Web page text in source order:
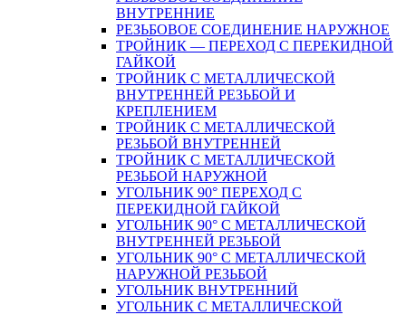
ВНУТРЕННИЕ
РЕЗЬБОВОЕ СОЕДИНЕНИЕ НАРУЖНОЕ
ТРОЙНИК — ПЕРЕХОД С ПЕРЕКИДНОЙ
ГАЙКОЙ
ТРОЙНИК С МЕТАЛЛИЧЕСКОЙ
ВНУТРЕННЕЙ РЕЗЬБОЙ И
КРЕПЛЕНИЕМ
ТРОЙНИК С МЕТАЛЛИЧЕСКОЙ
РЕЗЬБОЙ ВНУТРЕННЕЙ
ТРОЙНИК С МЕТАЛЛИЧЕСКОЙ
РЕЗЬБОЙ НАРУЖНОЙ
УГОЛЬНИК 90° ПЕРЕХОД С
ПЕРЕКИДНОЙ ГАЙКОЙ
УГОЛЬНИК 90° С МЕТАЛЛИЧЕСКОЙ
ВНУТРЕННEЙ РЕЗЬБОЙ
УГОЛЬНИК 90° С МЕТАЛЛИЧЕСКОЙ
НАРУЖНОЙ РЕЗЬБОЙ
УГОЛЬНИК ВНУТРЕННИЙ
УГОЛЬНИК С МЕТАЛЛИЧЕСКОЙ